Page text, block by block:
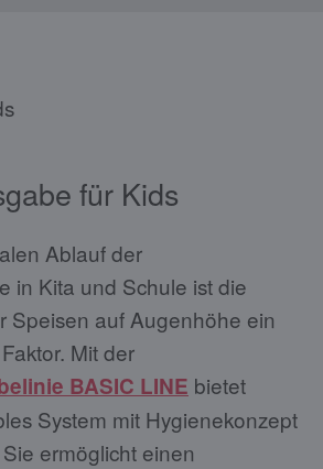
für Kids
Ablauf der
in Kita und Schule ist die
Speisen auf Augenhöhe ein
Mit der
BASIC LINE bietet
System mit Hygienekonzept
ermöglicht einen